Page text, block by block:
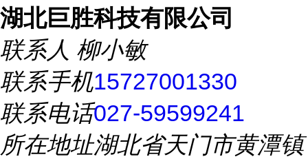
湖北巨胜科技有限公司
联系人 柳小敏
联系手机15727001330
联系电话027-59599241
所在地址湖北省天门市黄潭镇